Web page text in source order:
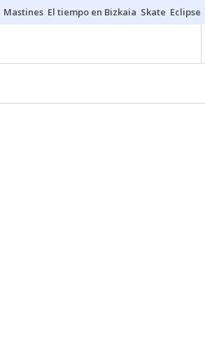
Mastines El tiempo en Bizkaia Skate Eclipse